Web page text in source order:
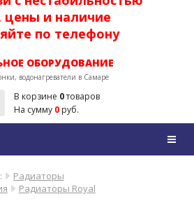
цены и наличие
по телефону
ОБОРУДОВАНИЕ
водонагреватели в Самаре
В корзине 0товаров
На сумму 0руб.
Радиаторы
Радиаторы Royal